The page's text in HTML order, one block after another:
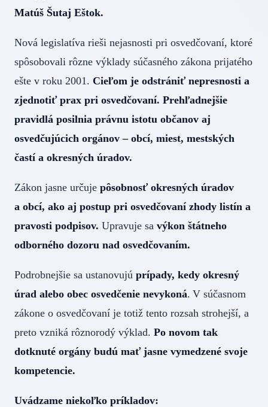
Matúš Šutaj Eštok.
Nová legislatíva rieši nejasnosti pri osvedčovaní, ktoré
spôsobovali rôzne výklady súčasného zákona prijatého
ešte v roku 2001. Cieľom je odstrániť nepresnosti a
zjednotiť prax pri osvedčovaní. Prehľadnejšie
pravidlá posilnia právnu istotu občanov aj
osvedčujúcich orgánov – obcí, miest, mestských
častí a okresných úradov.
Zákon jasne určuje pôsobnosť okresných úradov
a obcí, ako aj postup pri osvedčovaní zhody listín a
pravosti podpisov. Upravuje sa výkon štátneho
odborného dozoru nad osvedčovaním.
Podrobnejšie sa ustanovujú prípady, kedy okresný
úrad alebo obec osvedčenie nevykoná. V súčasnom
zákone o osvedčovaní je totiž tento rozsah strohejší, a
preto vzniká rôznorodý výklad. Po novom tak
dotknuté orgány budú mať jasne vymedzené svoje
kompetencie.
Uvádzame niekoľko príkladov: